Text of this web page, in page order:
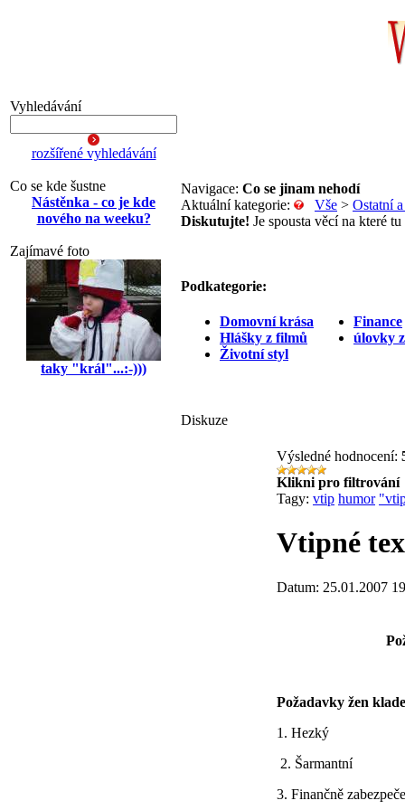
Vyhledávání
rozšířené vyhledávání
Co se kde šustne
Nástěnka - co je kde
nového na weeku?
Zajímavé foto
taky "král"...:-)))
Navigace: Co se jinam nehodí
Aktuální kategorie:
Vše > Ostatní
Diskutujte! Je spousta věcí na které
Podkategorie:
Domovní krása
Hlášky z filmů
Životní styl
Finance
úlovky
Diskuze
Výsledné hodnocení:
Klikni pro filtrování
Tagy: vtip humor
Vtipné
Datum: 25.01.2007
Požadavky žen
1. Hezký
2. Šarmantní
3. Finančně